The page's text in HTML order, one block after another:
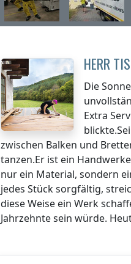
HERR
Die
Extra
zwischen Balken und
tanzen.Er ist ein
nur ein Material, sondern
jedes Stück sorgfältig,
diese Weise ein Werk
Jahrzehnte sein würde.